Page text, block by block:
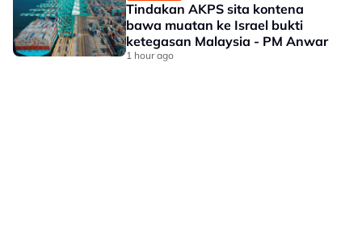
Tindakan AKPS sita kontena
bawa muatan ke Israel bukti
ketegasan Malaysia - PM Anwar
1 hour ago